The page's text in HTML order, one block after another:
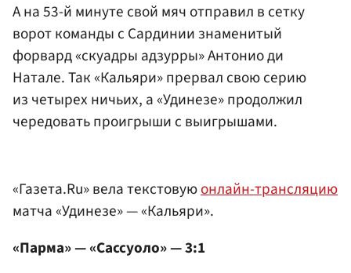
А на 53-й минуте свой мяч отправил в сетку
ворот команды с Сардинии знаменитый
форвард «скуадры адзурры» Антонио ди
Натале. Так «Кальяри» прервал свою серию
из четырех ничьих, а «Удинезе» продолжил
чередовать проигрыши с выигрышами.
«Газета.Ru» вела текстовуюонлайн-трансляцию
матча «Удинезе» — «Кальяри».
«Парма» — «Сассуоло» — 3:1